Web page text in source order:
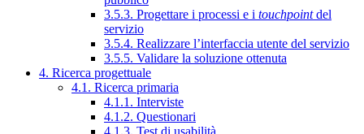
3.5.3. Progettare i processi e i touchpointdel
servizio
3.5.4. Realizzare l’interfaccia utente del servizio
3.5.5. Validare la soluzione ottenuta
4. Ricerca progettuale
4.1. Ricerca primaria
4.1.1. Interviste
4.1.2. Questionari
4.1.3. Test di usabilità